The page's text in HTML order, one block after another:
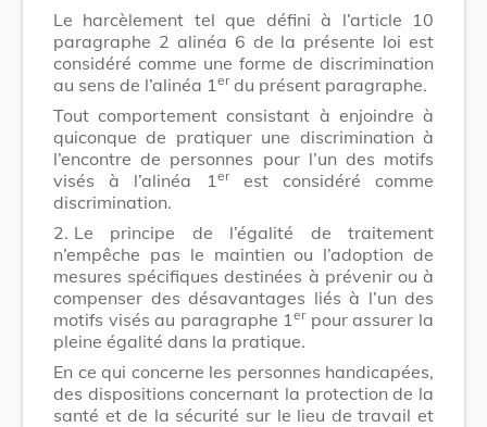
Le harcèlement tel que défini à l’article 10
paragraphe 2 alinéa 6 de la présente loi est
considéré comme une forme de discrimination
au sens de l’alinéa 1 erdu présent paragraphe.
Tout comportement consistant à enjoindre à
quiconque de pratiquer une discrimination à
l’encontre de personnes pour l’un des motifs
visés à l’alinéa 1 erest considéré comme
discrimination.
2. Le principe de l’égalité de traitement
n’empêche pas le maintien ou l’adoption de
mesures spécifiques destinées à prévenir ou à
compenser des désavantages liés à l’un des
motifs visés au paragraphe 1erpour assurer la
pleine égalité dans la pratique.
En ce qui concerne les personnes handicapées,
des dispositions concernant la protection de la
santé et de la sécurité sur le lieu de travail et